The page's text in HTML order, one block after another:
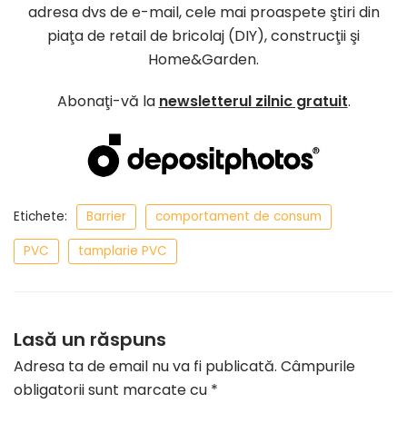
adresa dvs de e-mail, cele mai proaspete ştiri din
piaţa de retail de bricolaj (DIY), construcţii şi
Home&Garden.
Abonaţi-vă la newsletterul zilnic gratuit.
Etichete: Barrier
comportament de consum
PVC
tamplarie PVC
Lasă un răspuns
Adresa ta de email nu va fi publicată. Câmpurile
obligatorii sunt marcate cu *